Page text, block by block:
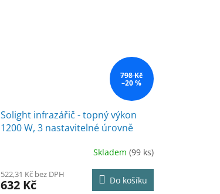
798 Kč
–20 %
Solight infrazářič - topný výkon
1200 W, 3 nastavitelné úrovně
Skladem (99 ks)
522,31 Kč bez DPH
632 Kč Do košíku